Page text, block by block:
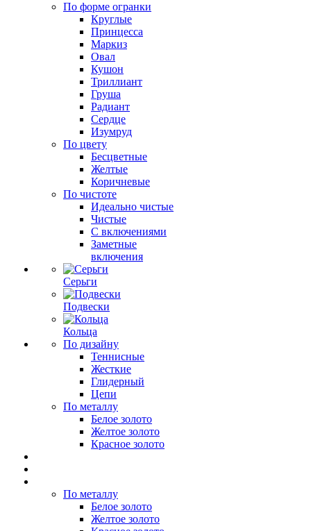
По форме огранки
Круглые
Принцесса
Маркиз
Овал
Кушон
Триллиант
Груша
Радиант
Сердце
Изумруд
По цвету
Бесцветные
Желтые
Коричневые
По чистоте
Идеально чистые
Чистые
С включениями
Заметные
включения
Серьги
Подвески
Кольца
По дизайну
Теннисные
Жесткие
Глидерный
Цепи
По металлу
Белое золото
Желтое золото
Красное золото
По металлу
Белое золото
Желтое золото